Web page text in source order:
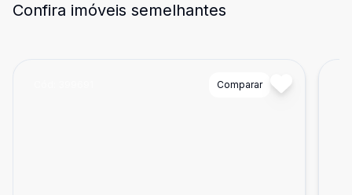
Confira imóveis semelhantes
Comparar